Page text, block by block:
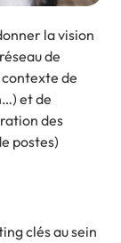
la vision
de
de
et de
des
postes)
clés au sein